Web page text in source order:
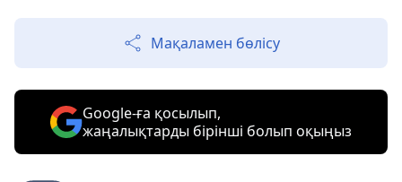
Мақаламен бөлісу
Google-ға қосылып,
жаңалықтарды бірінші болып оқыңыз